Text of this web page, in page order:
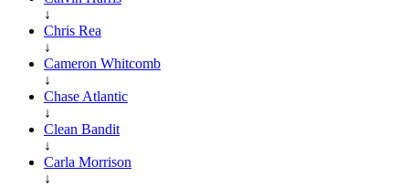
↓
Chris Rea
↓
Cameron Whitcomb
↓
Chase Atlantic
↓
Clean Bandit
↓
Carla Morrison
↓